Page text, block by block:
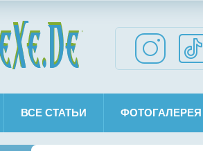
ВСЕ СТАТЬИ ФОТОГАЛЕРЕЯ